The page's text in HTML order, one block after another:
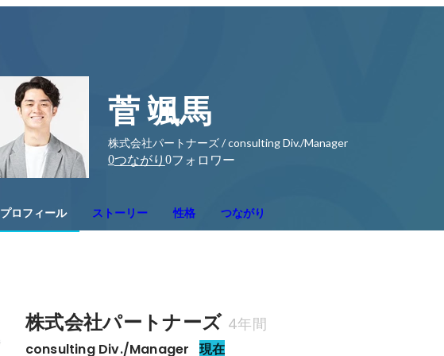
菅 颯馬
株式会社パートナーズ / consulting Div./Manager
0つながり 0フォロワー
プロフィール ストーリー 性格 つながり
株式会社パートナーズ 4年間
consulting Div./Manager 現在